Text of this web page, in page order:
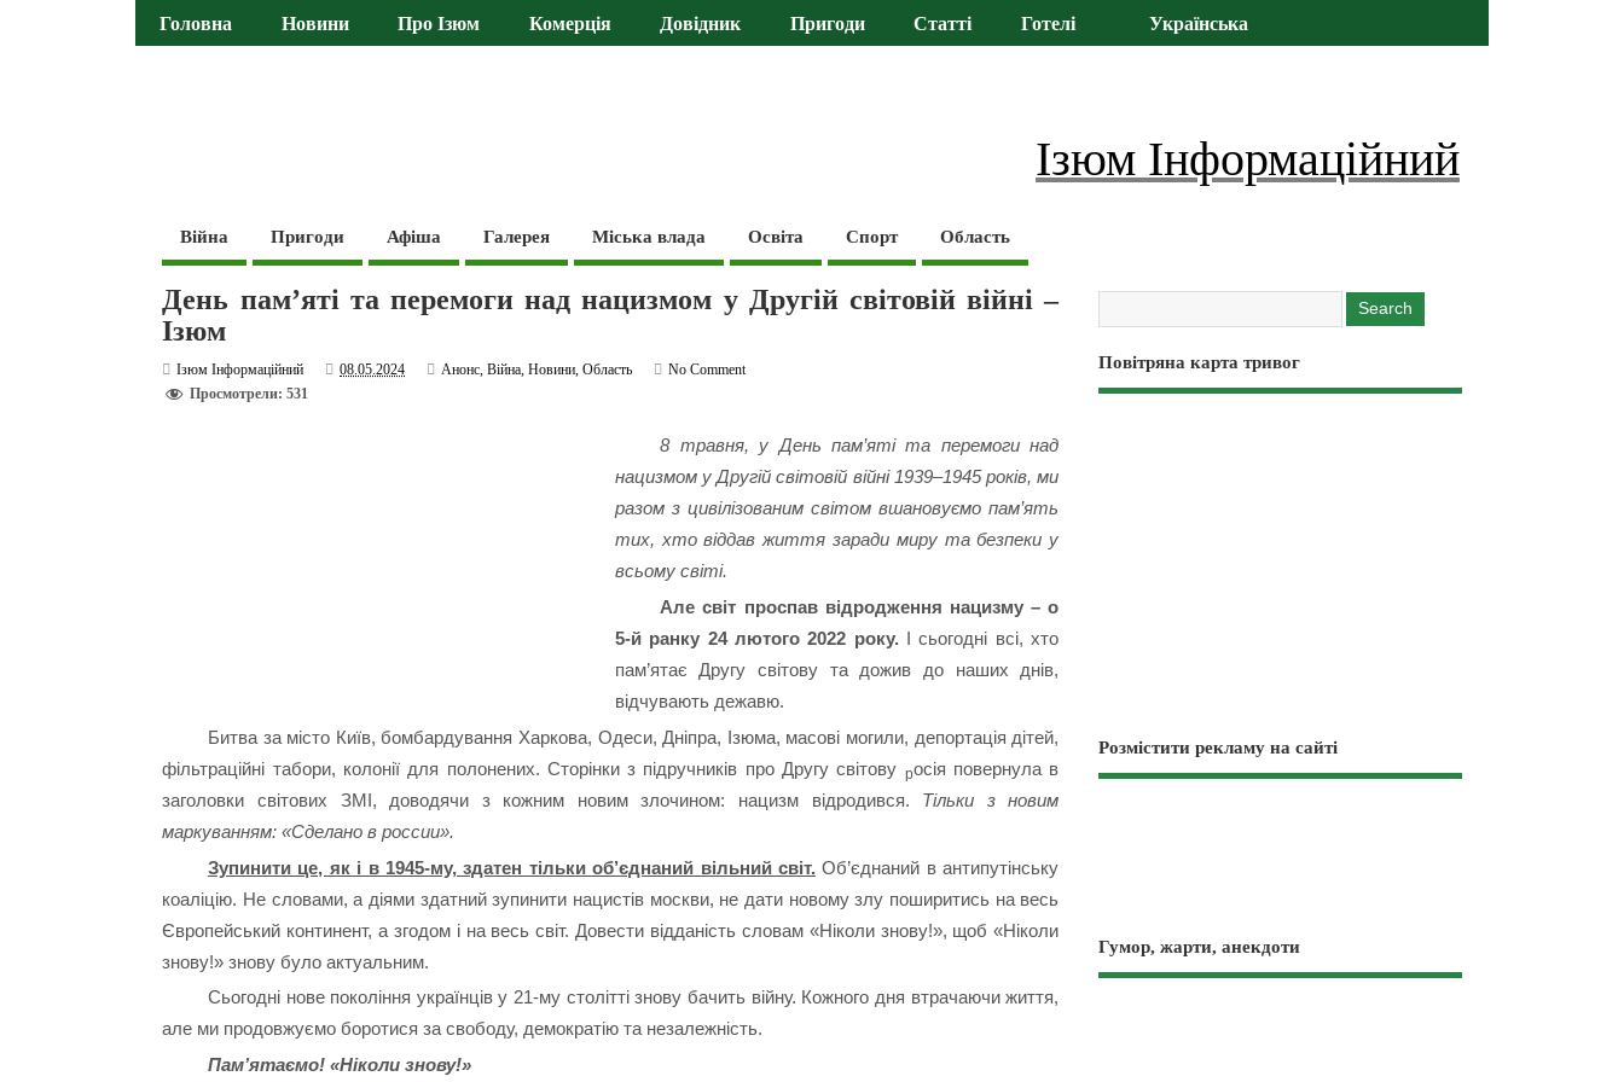
Головна Новини Про Ізюм Комерція Довідник Пригоди Статті Готелі Українська
Ізюм Інформаційний
Війна Пригоди Афіша Галерея Міська влада Освіта Спорт Область
День пам’яті та перемоги над нацизмом у Другій світовій війні –
Ізюм
Ізюм Інформаційний 08.05.2024 Анонс,Війна,Новини,Область
No Comment
Просмотрели: 531
8 травня, у День пам’яті та перемоги над
нацизмом у Другій світовій війні 1939–1945 років, ми
разом з цивілізованим світом вшановуємо пам’ять
тих, хто віддав життя заради миру та безпеки у
всьому світі.
Але світ проспав відродження нацизму – о
5-й ранку 24 лютого 2022 року.І сьогодні всі, хто
пам’ятає Другу світову та дожив до наших днів,
відчувають дежавю.
Битва за місто Київ, бомбардування Харкова, Одеси, Дніпра, Ізюма, масові могили, депортація дітей,
фільтраційні табори, колонії для полонених. Сторінки з підручників про Другу світову росія повернула в
заголовки світових ЗМІ, доводячи з кожним новим злочином: нацизм відродився. Тільки з новим
маркуванням: «Сделано в россии».
Зупинити це, як і в 1945-му, здатен тільки об’єднаний вільний світ. Об’єднаний в антипутінську
коаліцію. Не словами, а діями здатний зупинити нацистів москви, не дати новому злу поширитись на весь
Європейський континент, а згодом і на весь світ. Довести відданість словам «Ніколи знову!», щоб «Ніколи
знову!» знову було актуальним.
Сьогодні нове покоління українців у 21-му столітті знову бачить війну. Кожного дня втрачаючи життя,
але ми продовжуємо боротися за свободу, демократію та незалежність.
Пам’ятаємо! «Ніколи знову!»
Повітряна карта тривог
Розмістити рекламу на сайті
Гумор, жарти, анекдоти